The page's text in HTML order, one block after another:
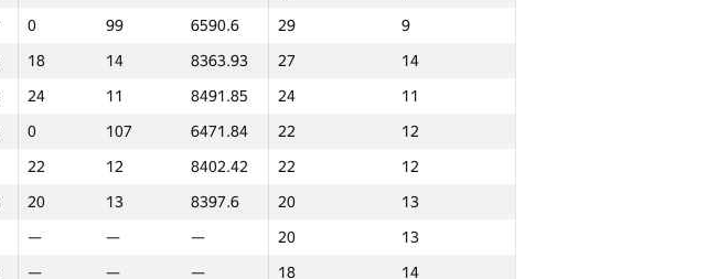
0 99 6590.6 29
9
18 14 8363.93 27
14
24 11 8491.85 24
11
0 107 6471.84 22
12
22 12 8402.42 22
12
20 13 8397.6 20
13
— — — 20
13
— — — 18
14